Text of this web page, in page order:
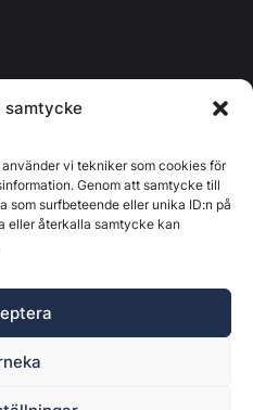
samtycke
vi tekniker som cookies för
Genom att samtycke till
som surfbeteende eller unika ID:n på
eller återkalla samtycke kan
org.nr: 556625-6425 -
Innehållet på denna
Ange källa vid citering.
Marknadsdatagruppen
integritet och cookies